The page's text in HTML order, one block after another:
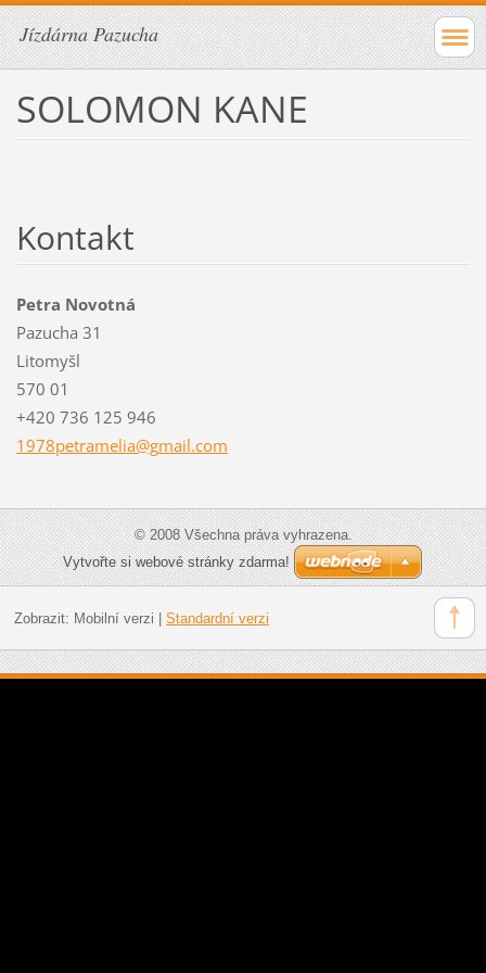
Jízdárna Pazucha
SOLOMON KANE
Kontakt
Petra Novotná
Pazucha 31
Litomyšl
570 01
+420 736 125 946
1978petramelia@gmail.com
© 2008 Všechna práva vyhrazena.
Vytvořte si webové stránky zdarma!
Zobrazit: Mobilní verzi Standardní verzi